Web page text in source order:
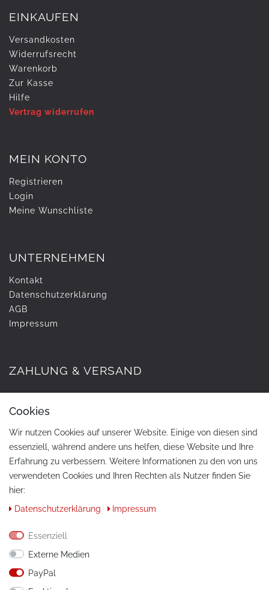
EINKAUFEN
Versandkosten
Widerrufs­recht
Warenkorb
Zur Kasse
Hilfe
Vertrag widerrufen
MEIN KONTO
Registrieren
Login
Meine Wunschliste
UNTERNEHMEN
Kontakt
Daten­schutz­erklärung
AGB
Impressum
ZAHLUNG & VERSAND
ANLEITUNGEN
Cookies
Wir nutzen Cookies auf unserer Website. Einige von diesen sind
essenziell, während andere uns helfen, diese Website und Ihre
Erfahrung zu verbessern. Weitere Informationen zu den von uns
verwendeten Cookies und Ihren Rechten als Nutzer finden Sie
hier:
Daten­schutz­erklärung
Impressum
Essenziell
Externe Medien
PayPal